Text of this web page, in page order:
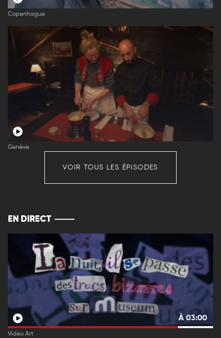
Copenhague
Genève
VOIR TOUS LES ÉPISODES
EN DIRECT
À 03:00
Video Art